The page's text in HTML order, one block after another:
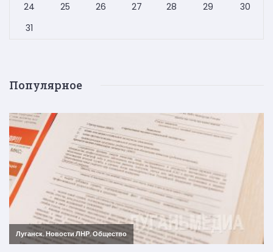
24
25 26 27 28 29
30
31
Популярное